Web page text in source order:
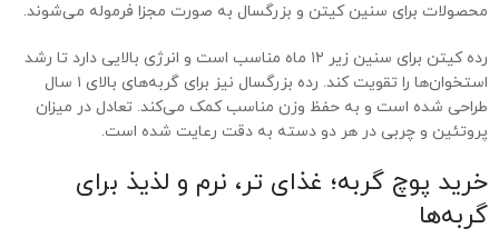
محصولات برای سنین کیتن و بزرگسال به صورت مجزا فرموله می‌شوند.
رده کیتن برای سنین زیر ۱۲ ماه مناسب است و انرژی بالایی دارد تا رشد
استخوان‌ها را تقویت کند. رده بزرگسال نیز برای گربه‌های بالای ۱ سال
طراحی شده است و به حفظ وزن مناسب کمک می‌کند. تعادل در میزان
پروتئین و چربی در هر دو دسته به دقت رعایت شده است.
خرید پوچ گربه؛ غذای تر، نرم و لذیذ برای
گربه‌ها